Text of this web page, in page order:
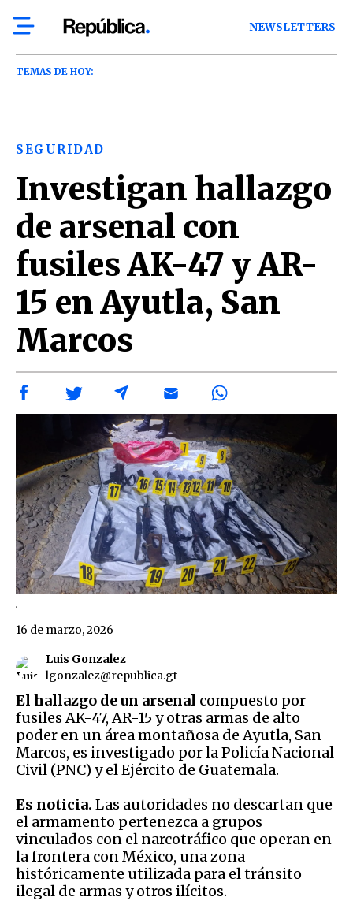
NEWSLETTERS
TEMAS DE HOY:
SEGURIDAD
Investigan hallazgo
de arsenal con
fusiles AK-47 y AR-
15 en Ayutla, San
Marcos
.
Luis Gonzalez
lgonzalez@republica.gt
16 de marzo, 2026
El hallazgo de un arsenal compuesto por
fusiles AK-47, AR-15 y otras armas de alto
poder en un área montañosa de Ayutla, San
Marcos, es investigado por la Policía Nacional
Civil (PNC) y el Ejército de Guatemala.
Es noticia. Las autoridades no descartan que
el armamento pertenezca a grupos
vinculados con el narcotráfico que operan en
la frontera con México, una zona
históricamente utilizada para el tránsito
ilegal de armas y otros ilícitos.